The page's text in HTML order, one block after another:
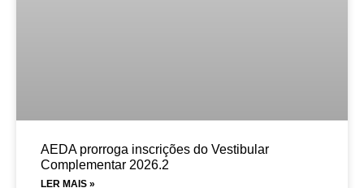
AEDA prorroga inscrições do Vestibular
Complementar 2026.2
LER MAIS »